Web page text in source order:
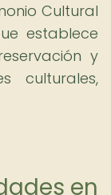
Cultural
establece
y
culturales,
en